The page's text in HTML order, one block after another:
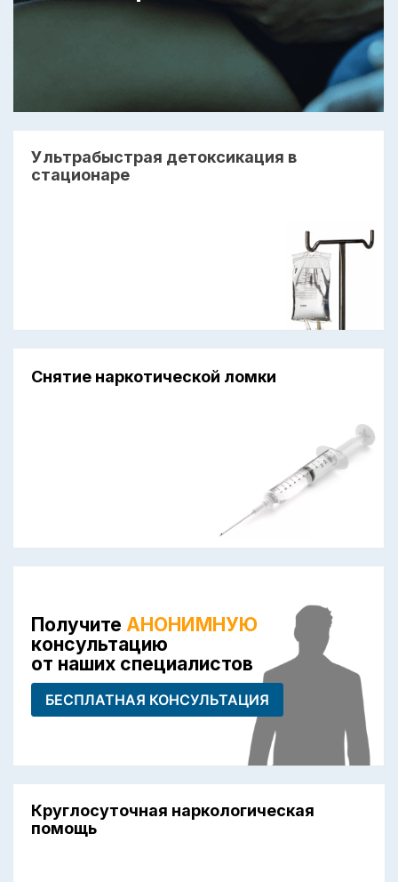
Ультрабыстрая детоксикация в
стационаре
Снятие наркотической ломки
Получите АНОНИМНУЮ
консультацию
от наших специалистов
БЕСПЛАТНАЯ КОНСУЛЬТАЦИЯ
Круглосуточная наркологическая
помощь